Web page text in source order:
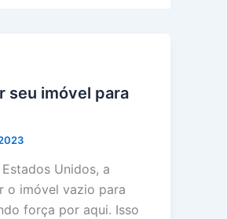
seu imóvel para
Unidos, a
o imóvel vazio para
força por aqui. Isso